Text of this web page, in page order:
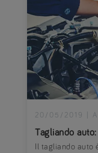
Tagliando
20/05/2019
Il tagliando